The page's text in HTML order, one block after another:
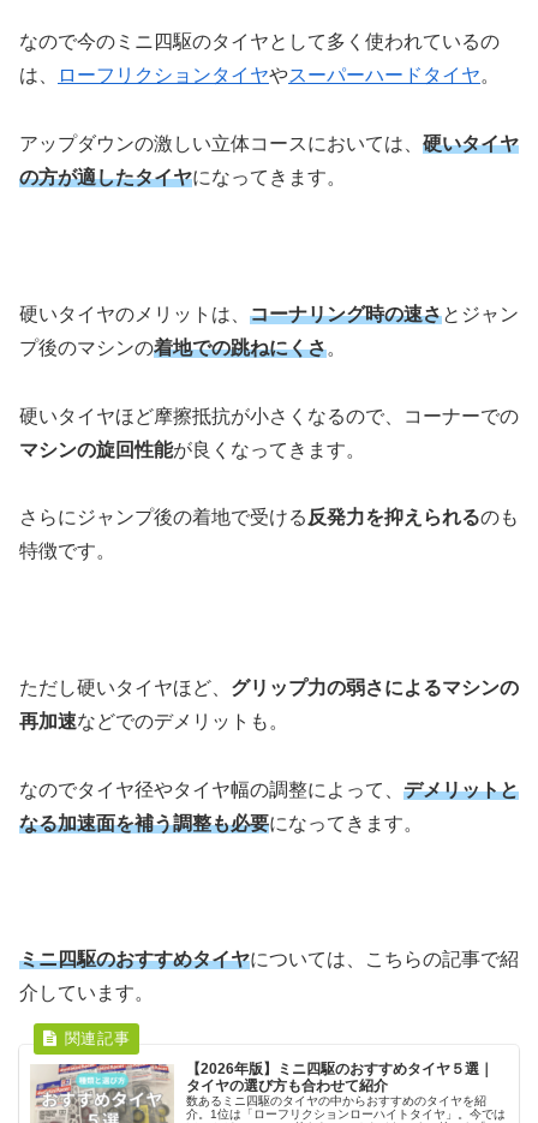
なので今のミニ四駆のタイヤとして多く使われているの
は、
ローフリクションタイヤやスーパーハードタイヤ。
アップダウンの激しい立体コースにおいては、 硬いタイヤ
の方が適したタイヤになってきます。
硬いタイヤのメリットは、 コーナリング時の速さとジャン
プ後のマシンの着地での跳ねにくさ。
硬いタイヤほど摩擦抵抗が小さくなるので、コーナーでの
マシンの旋回性能が良くなってきます。
さらにジャンプ後の着地で受ける 反発力を抑えられるのも
特徴です。
ただし硬いタイヤほど、 グリップ力の弱さによるマシンの
再加速などでのデメリットも。
なのでタイヤ径やタイヤ幅の調整によって、 デメリットと
なる加速面を補う調整も必要になってきます。
ミニ四駆のおすすめタイヤについては、こちらの記事で紹
介しています。
【2026年版】ミニ四駆のおすすめタイヤ５選｜
タイヤの選び方も合わせて紹介
数あるミニ四駆のタイヤの中からおすすめのタイヤを紹
介。1位は「ローフリクションローハイトタイヤ」。今では